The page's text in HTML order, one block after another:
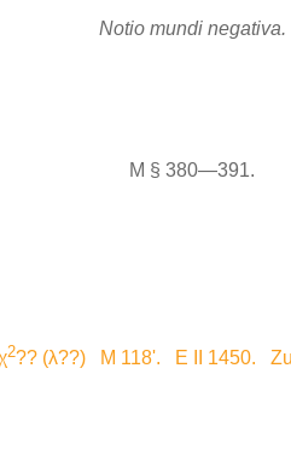
Notio mundi negativa.
M § 380—391.
2?? (λ??) M 118'. E II 1450.